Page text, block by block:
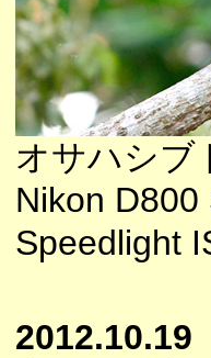
オサハシブ
Nikon
Speedlight
2012.10.19